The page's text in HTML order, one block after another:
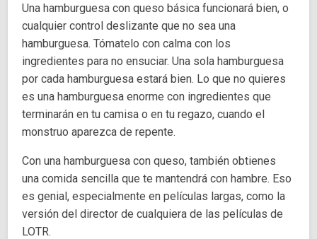
Una hamburguesa con queso básica funcionará bien, o
cualquier control deslizante que no sea una
hamburguesa. Tómatelo con calma con los
ingredientes para no ensuciar. Una sola hamburguesa
por cada hamburguesa estará bien. Lo que no quieres
es una hamburguesa enorme con ingredientes que
terminarán en tu camisa o en tu regazo, cuando el
monstruo aparezca de repente.
Con una hamburguesa con queso, también obtienes
una comida sencilla que te mantendrá con hambre. Eso
es genial, especialmente en películas largas, como la
versión del director de cualquiera de las películas de
LOTR.